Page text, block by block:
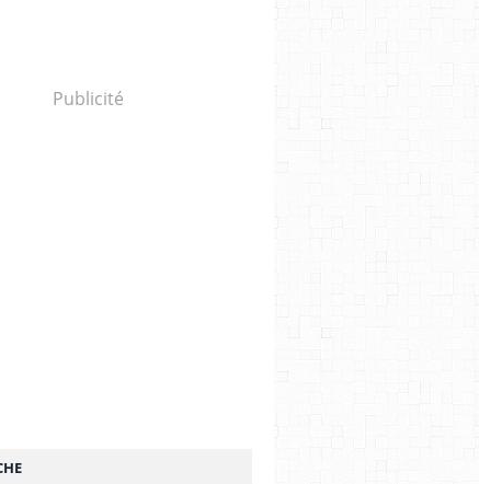
Publicité